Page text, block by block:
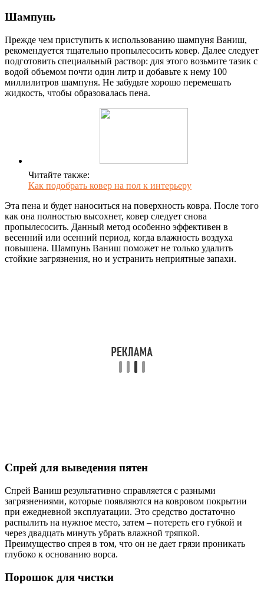
Шампунь
Прежде чем приступить к использованию шампуня Ваниш,
рекомендуется тщательно пропылесосить ковер. Далее следует
подготовить специальный раствор: для этого возьмите тазик с
водой объемом почти один литр и добавьте к нему 100
миллилитров шампуня. Не забудьте хорошо перемешать
жидкость, чтобы образовалась пена.
Читайте также:
Как подобрать ковер на пол к интерьеру
Эта пена и будет наноситься на поверхность ковра. После того
как она полностью высохнет, ковер следует снова
пропылесосить. Данный метод особенно эффективен в
весенний или осенний период, когда влажность воздуха
повышена. Шампунь Ваниш поможет не только удалить
стойкие загрязнения, но и устранить неприятные запахи.
Спрей для выведения пятен
Спрей Ваниш результативно справляется с разными
загрязнениями, которые появляются на ковровом покрытии
при ежедневной эксплуатации. Это средство достаточно
распылить на нужное место, затем – потереть его губкой и
через двадцать минуть убрать влажной тряпкой.
Преимущество спрея в том, что он не дает грязи проникать
глубоко к основанию ворса.
Порошок для чистки